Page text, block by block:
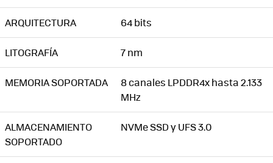
ARQUITECTURA 64 bits
LITOGRAFÍA 7 nm
MEMORIA SOPORTADA
8 canales LPDDR4x hasta 2.133
MHz
ALMACENAMIENTO
SOPORTADO
NVMe SSD y UFS 3.0